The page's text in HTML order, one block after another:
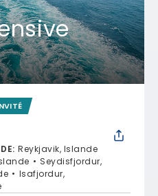
: Reykjavik, Islande
Seydisfjordur,
Isafjordur,